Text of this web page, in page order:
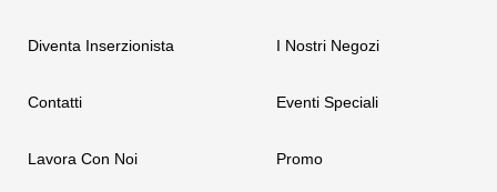
Diventa Inserzionista
Contatti
Lavora Con Noi
I Nostri Negozi
Eventi Speciali
Promo